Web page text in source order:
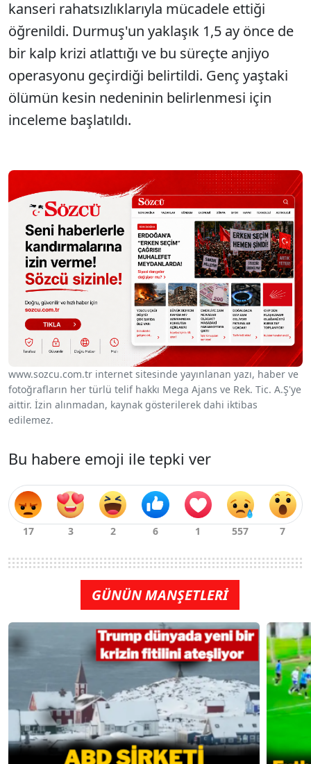
kanseri rahatsızlıklarıyla mücadele ettiği
öğrenildi. Durmuş'un yaklaşık 1,5 ay önce de
bir kalp krizi atlattığı ve bu süreçte anjiyo
operasyonu geçirdiği belirtildi. Genç yaştaki
ölümün kesin nedeninin belirlenmesi için
inceleme başlatıldı.
www.sozcu.com.tr internet sitesinde yayınlanan yazı, haber ve
fotoğrafların her türlü telif hakkı Mega Ajans ve Rek. Tic. A.Ş'ye
aittir. İzin alınmadan, kaynak gösterilerek dahi iktibas
edilemez.
Bu habere emoji ile tepki ver
GÜNÜN MANŞETLERİ